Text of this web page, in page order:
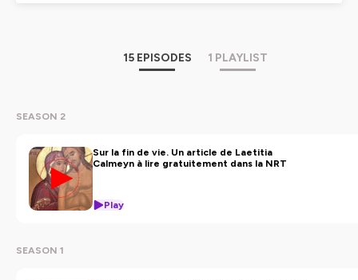
dialoguer — dans l’esprit de la revue, au service de la foi
parutions.
le sitewww.nrt.be: articles complets, recensions
d'ouvrages, abonnements et archives depuis un siècle.
Hébergé par Ausha. Visitez
confidentialitepour plus d'informations.
15 EPISODES 1 PLAYLIST
SEASON 2
Sur la fin de vie. Un article de Laetitia
Calmeyn à lire gratuitement dans la NRT
Play
SEASON 1